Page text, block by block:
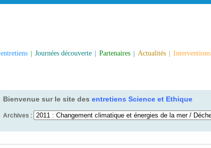
entretiens | Journées découverte Partenaires | Actualités | Interventions
Bienvenue sur le site des entretiens Science et Ethique
Archives :